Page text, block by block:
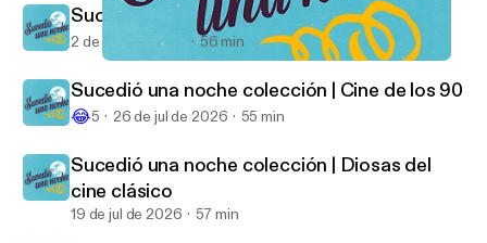
Sucedió una noche
Sucedió una noche colección | Personajes
2 de ago de 2026 56 min
Sucedió una noche colección | Cine de los 90
😂5 26 de jul de 2026 55 min
Sucedió una noche colección | Diosas del
cine clásico
19 de jul de 2026 57 min